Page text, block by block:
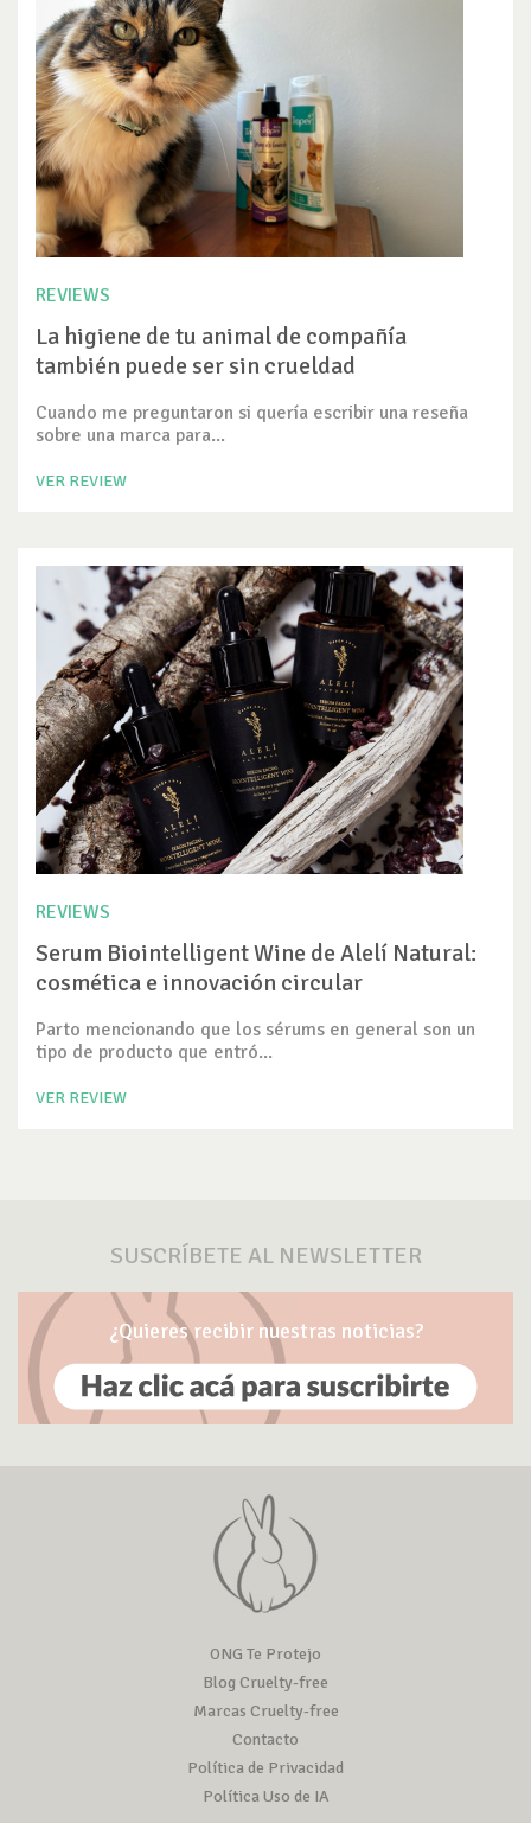
REVIEWS
La higiene de tu animal de compañía
también puede ser sin crueldad
Cuando me preguntaron si quería escribir una reseña
sobre una marca para...
VER REVIEW
REVIEWS
Serum Biointelligent Wine de Alelí Natural:
cosmética e innovación circular
Parto mencionando que los sérums en general son un
tipo de producto que entró...
VER REVIEW
SUSCRÍBETE AL NEWSLETTER
¿Quieres recibir nuestras noticias?
ONG Te Protejo
Blog Cruelty-free
Marcas Cruelty-free
Contacto
Política de Privacidad
Política Uso de IA